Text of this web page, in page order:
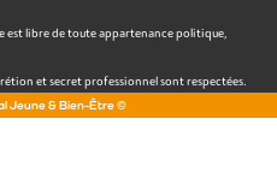
est libre de toute appartenance politique,
et secret professionnel sont respectées.
Jeune & Bien-Être ©